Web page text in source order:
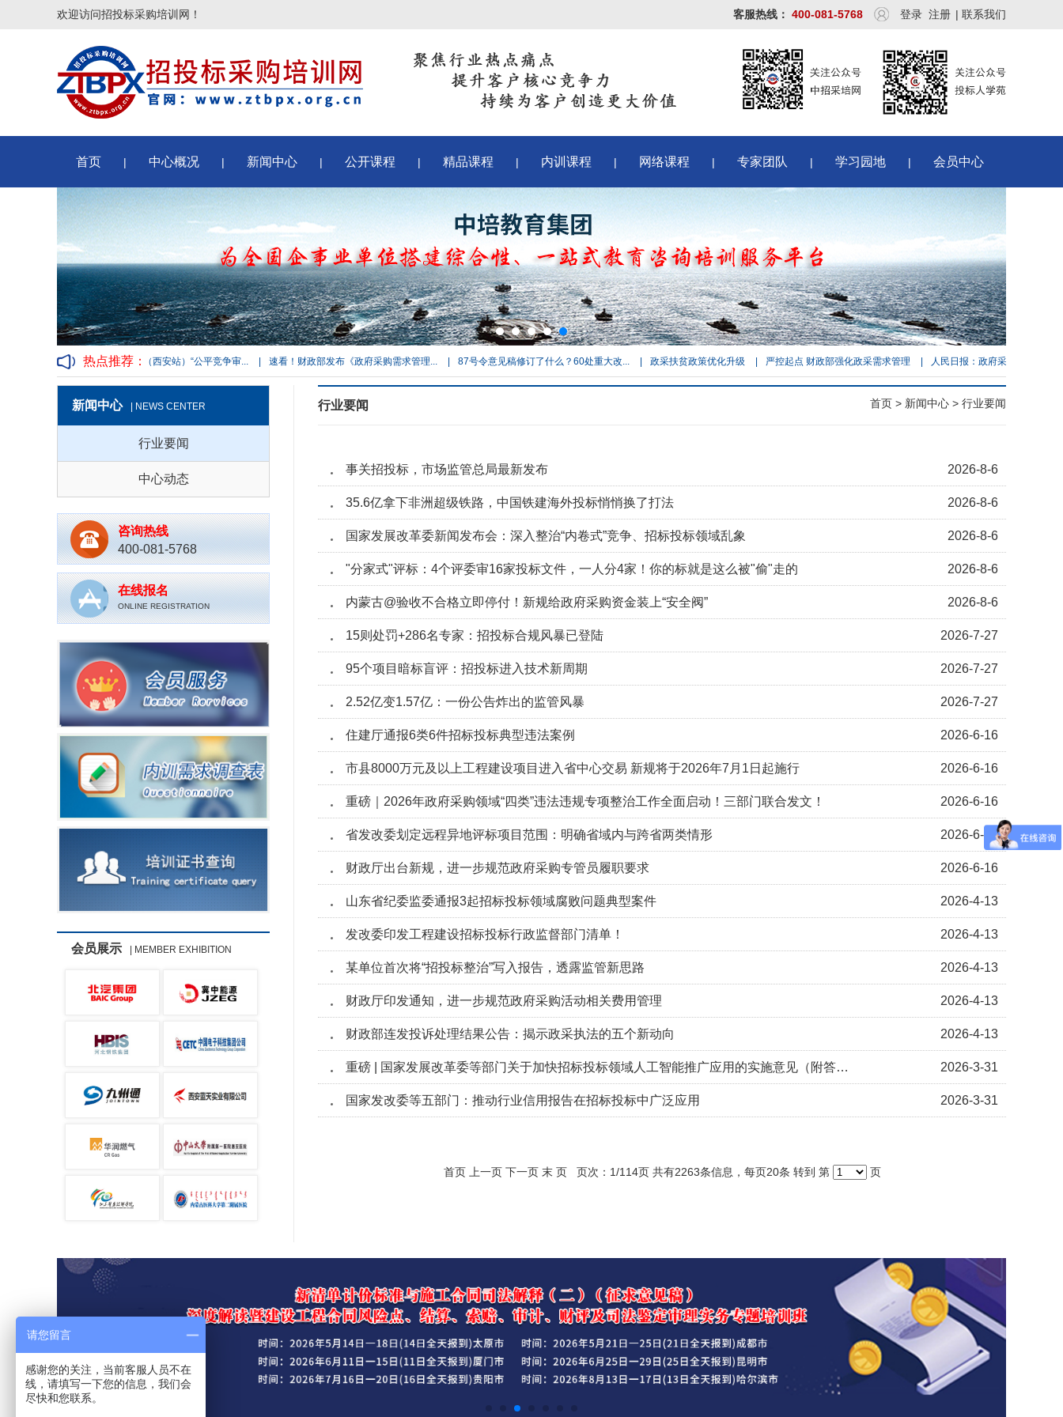
欢迎访问招投标采购培训网！ 客服热线： 400-081-5768 登录 注册 | 联系我们
首页 | 中心概况 | 新闻中心 | 公开课程 | 精品课程 | 内训课程 | 网络课程 | 专家团队 | 学习园地 | 会员中心
热点推荐：
| 【公开课程】（西安站）“公平竞争审... | 速看！财政部发布《政府采购需求管理... | 87号令意见稿修订了什么？60处重大改... | 政采扶贫政策优化升级 | 严控起点 财政部强化政采需求管理 | 人民日报：政府采购 多方共赢
新闻中心 | NEWS CENTER
行业要闻
中心动态
咨询热线
400-081-5768
在线报名
ONLINE REGISTRATION
会员展示 | MEMBER EXHIBITION
行业要闻 首页 > 新闻中心 > 行业要闻
事关招投标，市场监管总局最新发布 2026-8-6
35.6亿拿下非洲超级铁路，中国铁建海外投标悄悄换了打法 2026-8-6
国家发展改革委新闻发布会：深入整治“内卷式”竞争、招标投标领域乱象 2026-8-6
"分家式"评标：4个评委审16家投标文件，一人分4家！你的标就是这么被"偷"走的 2026-8-6
内蒙古@验收不合格立即停付！新规给政府采购资金装上“安全阀” 2026-8-6
15则处罚+286名专家：招投标合规风暴已登陆 2026-7-27
95个项目暗标盲评：招投标进入技术新周期 2026-7-27
2.52亿变1.57亿：一份公告炸出的监管风暴 2026-7-27
住建厅通报6类6件招标投标典型违法案例 2026-6-16
市县8000万元及以上工程建设项目进入省中心交易 新规将于2026年7月1日起施行 2026-6-16
重磅｜2026年政府采购领域“四类”违法违规专项整治工作全面启动！三部门联合发文！ 2026-6-16
省发改委划定远程异地评标项目范围：明确省域内与跨省两类情形 2026-6-16
财政厅出台新规，进一步规范政府采购专管员履职要求 2026-6-16
山东省纪委监委通报3起招标投标领域腐败问题典型案件 2026-4-13
发改委印发工程建设招标投标行政监督部门清单！ 2026-4-13
某单位首次将“招投标整治”写入报告，透露监管新思路 2026-4-13
财政厅印发通知，进一步规范政府采购活动相关费用管理 2026-4-13
财政部连发投诉处理结果公告：揭示政采执法的五个新动向 2026-4-13
重磅 | 国家发展改革委等部门关于加快招标投标领域人工智能推广应用的实施意见（附答记者问） 2026-3-31
国家发改委等五部门：推动行业信用报告在招标投标中广泛应用 2026-3-31
首页 上一页 下一页 末 页页次：1/114页 共有2263条信息，每页20条 转到 第 页
请您留言
感谢您的关注，当前客服人员不在
线，请填写一下您的信息，我们会
尽快和您联系。